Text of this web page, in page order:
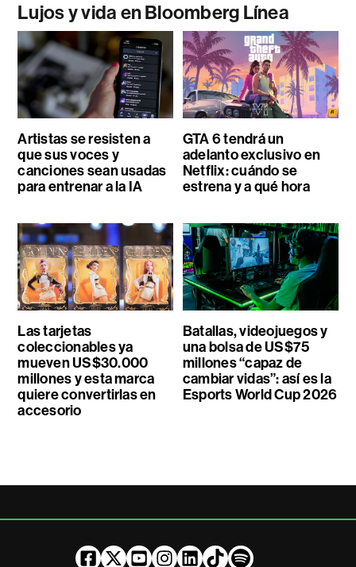
Lujos y vida en Bloomberg Línea
Artistas se resisten a
que sus voces y
canciones sean usadas
para entrenar a la IA
GTA 6 tendrá un
adelanto exclusivo en
Netflix: cuándo se
estrena y a qué hora
Las tarjetas
coleccionables ya
mueven US$30.000
millones y esta marca
quiere convertirlas en
accesorio
Batallas, videojuegos y
una bolsa de US$75
millones “capaz de
cambiar vidas”: así es la
Esports World Cup 2026